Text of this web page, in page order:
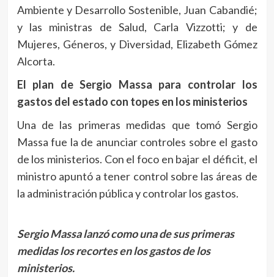
Ambiente y Desarrollo Sostenible, Juan Cabandié;
y las ministras de Salud, Carla Vizzotti; y de
Mujeres, Géneros, y Diversidad, Elizabeth Gómez
Alcorta.
El plan de Sergio Massa para controlar los
gastos del estado con topes en los ministerios
Una de las primeras medidas que tomó Sergio
Massa fue la de anunciar controles sobre el gasto
de los ministerios. Con el foco en bajar el déficit, el
ministro apuntó a tener control sobre las áreas de
la administración pública y controlar los gastos.
Sergio Massa lanzó como una de sus primeras
medidas los recortes en los gastos de los
ministerios.